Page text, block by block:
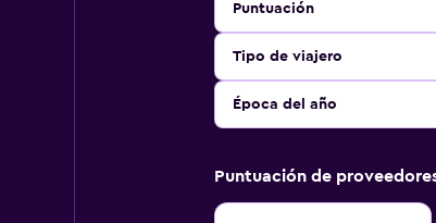
Puntuación
Tipo de viajero
Época del año
Puntuación de